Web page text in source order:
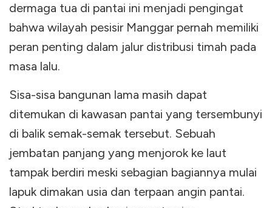
dermaga tua di pantai ini menjadi pengingat
bahwa wilayah pesisir Manggar pernah memiliki
peran penting dalam jalur distribusi timah pada
masa lalu.
Sisa-sisa bangunan lama masih dapat
ditemukan di kawasan pantai yang tersembunyi
di balik semak-semak tersebut. Sebuah
jembatan panjang yang menjorok ke laut
tampak berdiri meski sebagian bagiannya mulai
lapuk dimakan usia dan terpaan angin pantai.